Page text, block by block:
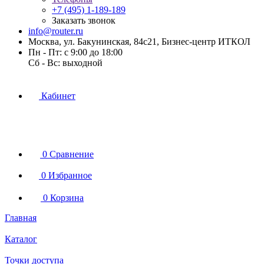
+7 (495) 1-189-189
Заказать звонок
info@router.ru
Москва, ул. Бакунинская, 84с21, Бизнес-центр ИТКОЛ
Пн - Пт: с 9:00 до 18:00
Cб - Вс: выходной
Кабинет
0 Сравнение
0 Избранное
0 Корзина
Главная
Каталог
Точки доступа